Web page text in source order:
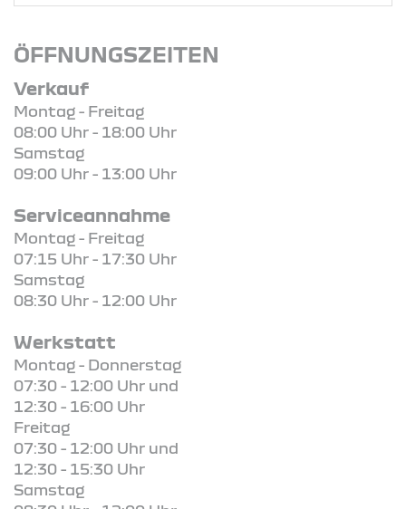
ÖFFNUNGSZEITEN
Verkauf
Montag - Freitag
08:00 Uhr - 18:00 Uhr
Samstag
09:00 Uhr - 13:00 Uhr
Serviceannahme
Montag - Freitag
07:15 Uhr - 17:30 Uhr
Samstag
08:30 Uhr - 12:00 Uhr
Werkstatt
Montag - Donnerstag
07:30 - 12:00 Uhr und
12:30 - 16:00 Uhr
Freitag
07:30 - 12:00 Uhr und
12:30 - 15:30 Uhr
Samstag